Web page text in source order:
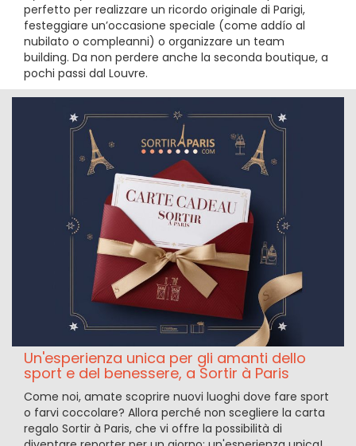
perfetto per realizzare un ricordo originale di Parigi,
festeggiare un’occasione speciale (come addío al
nubilato o compleanni) o organizzare un team
building. Da non perdere anche la seconda boutique, a
pochi passi dal Louvre.
Un'esperienza unica per gli amanti dello
sport e del benessere, a Sortir à Paris
Come noi, amate scoprire nuovi luoghi dove fare sport
o farvi coccolare? Allora perché non scegliere la carta
regalo Sortir à Paris, che vi offre la possibilità di